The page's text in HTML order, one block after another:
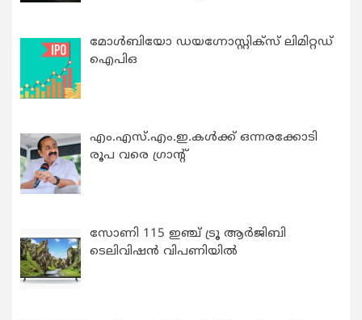
മോൾബിയോ ഡയഗ്നോസ്റ്റിക്സ് ലിമിറ്റഡ്
ഐപിഒ
എം.എസ്.എം.ഇ.കൾക്ക് ഒന്നരക്കോടി
രൂപ വരെ ഗ്രാന്റ്
സോണി 115 ഇഞ്ച് ട്രൂ ആർജിബി
ടെലിവിഷൻ വിപണിയിൽ